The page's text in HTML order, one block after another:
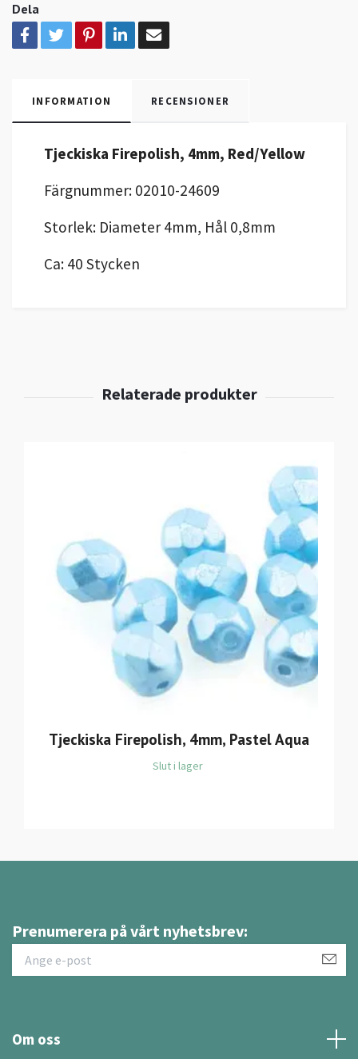
Dela
INFORMATION RECENSIONER
Tjeckiska Firepolish, 4mm, Red/Yellow
Färgnummer: 02010-24609
Storlek: Diameter 4mm, Hål 0,8mm
Ca: 40 Stycken
Tjeckiska Firepolish, 4mm, Pastel Aqua
Slut i lager
Prenumerera på vårt nyhetsbrev:
Om oss